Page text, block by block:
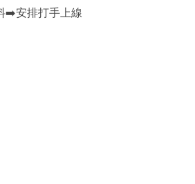
➡️安排打手上線